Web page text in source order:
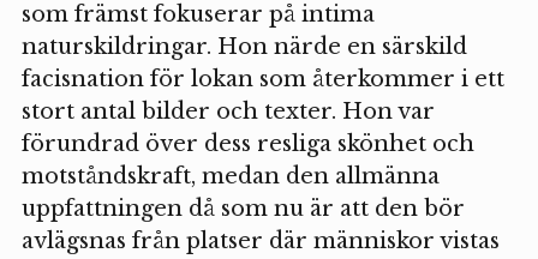
som främst fokuserar på intima
naturskildringar. Hon närde en särskild
facisnation för lokan som återkommer i ett
stort antal bilder och texter. Hon var
förundrad över dess resliga skönhet och
motståndskraft, medan den allmänna
uppfattningen då som nu är att den bör
avlägsnas från platser där människor vistas